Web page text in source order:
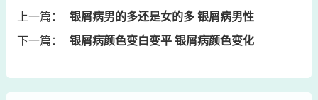
上一篇：
银屑病男的多还是女的多 银屑病男性
下一篇：
银屑病颜色变白变平 银屑病颜色变化